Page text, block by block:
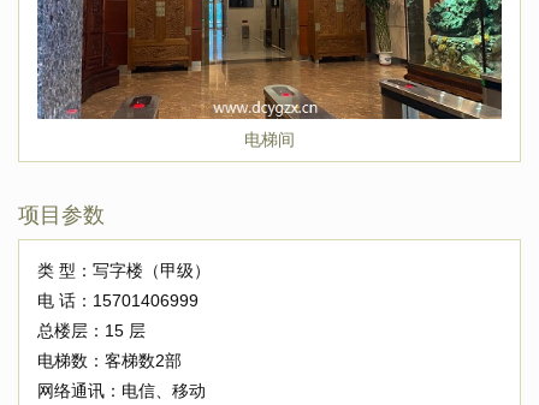
电梯间
项目参数
类 型： 写字楼（甲级）
电 话： 15701406999
总楼层： 15 层
电梯数： 客梯数2部
网络通讯： 电信、移动